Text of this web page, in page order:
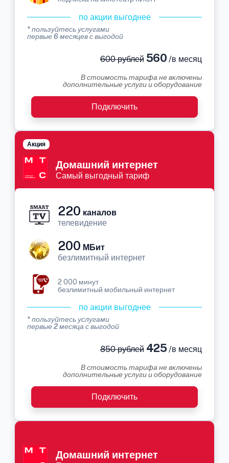
по акции выгоднее
* пользуйтесь услугами
первые 6 месяцев с выгодой
600 рублей560 /в месяц
В стоимость тарифа не включены
дополнительные услуги и оборудование
Подключить
Домашний интернет
Самый выгодный тариф
Акция
220 каналов
телевидение
200 МБит
безлимитный интернет
2 000 минут
безлимитный мобильный интернет
по акции выгоднее
* пользуйтесь услугами
первые 2 месяца с выгодой
850 рублей425 /в месяц
В стоимость тарифа не включены
дополнительные услуги и оборудование
Подключить
Домашний интернет